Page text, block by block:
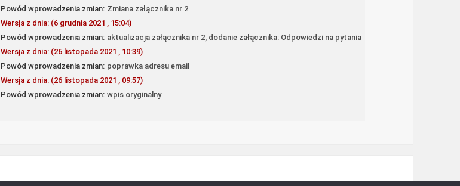
Powód wprowadzenia zmian: Zmiana załącznika nr 2
Wersja z dnia: (6 grudnia 2021 , 15:04)
Powód wprowadzenia zmian: aktualizacja załącznika nr 2, dodanie załącznika: Odpowiedzi na pytania
Wersja z dnia: (26 listopada 2021 , 10:39)
Powód wprowadzenia zmian: poprawka adresu email
Wersja z dnia: (26 listopada 2021 , 09:57)
Powód wprowadzenia zmian: wpis oryginalny